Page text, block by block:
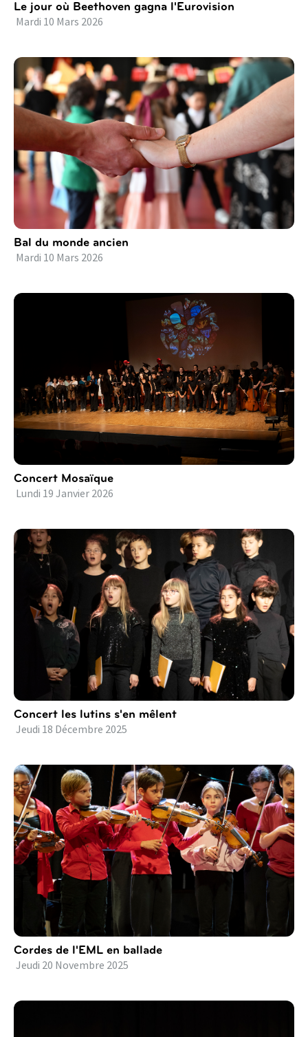
Le jour où Beethoven gagna l'Eurovision
Mardi 10 Mars 2026
Bal du monde ancien
Mardi 10 Mars 2026
Concert Mosaïque
Lundi 19 Janvier 2026
Concert les lutins s'en mêlent
Jeudi 18 Décembre 2025
Cordes de l'EML en ballade
Jeudi 20 Novembre 2025